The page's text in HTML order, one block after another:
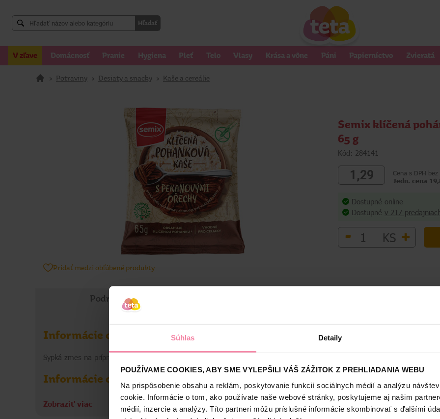
Súhlas Detaily
POUŽÍVAME COOKIES, ABY SME VYLEPŠILI VÁŠ ZÁŽITOK Z PREHLIADANIA WEBU
Na prispôsobenie obsahu a reklám, poskytovanie funkcií sociálnych médií a analýzu
cookie. Informácie o tom, ako používate naše webové stránky, poskytujeme aj našim
médií, inzercie a analýzy. Títo partneri môžu príslušné informácie skombinovať s ďalšími
Hľadať
V zľave Domácnosť Pranie Hygiena Pleť Telo Vlasy Krása a vône Páni Papierníctvo Zvieratá
> Potraviny > Desiaty a snacky > Kaše a cereálie
Pridať medzi obľúbené produkty
Semix klíčená
65 g
Kód: 284141
1,29
Cena s DPH
Jedn. cena
Dostupné online
Dostupné v 217
- KS +
Podrobné informácie
Informácie o výrobku
Sypká zmes na prípravu pohánkovej kaše s pekanovým orechom bez lepku
Informácie o výrobcovi
MaP
Zobraziť viac